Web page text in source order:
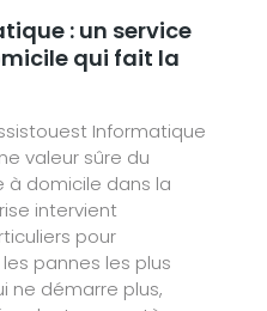
: un service
qui fait la
Informatique
valeur sûre du
domicile dans la
intervient
pour
pannes les plus
ne démarre plus,